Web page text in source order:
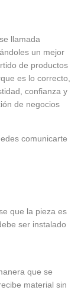
llamada
un mejor
de productos
es lo correcto,
confianza y
de negocios
comunicarte
que la pieza es
ser instalado
que se
material sin